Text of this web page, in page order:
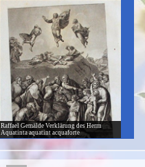
Raffael Gemälde Verklärung des Herrn
Aquatinta aquatint acquaforte